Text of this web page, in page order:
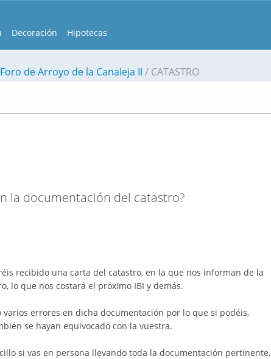
Decoración Hipotecas
Foro de Arroyo de la Canaleja II CATASTRO
la documentación del catastro?
recibido una carta del catastro, en la que nos informan de la
lo que nos costará el próximo IBI y demás.
errores en dicha documentación por lo que si podéis,
se hayan equivocado con la vuestra.
si vas en persona llevando toda la documentación pertinente.